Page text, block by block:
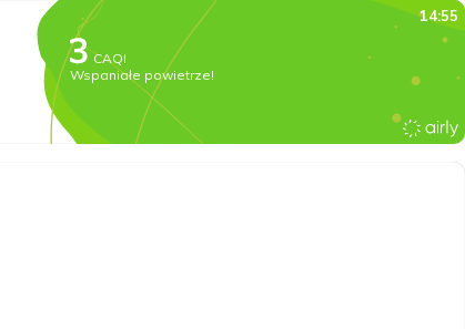
14:55
CAQI
Wspaniałe powietrze!